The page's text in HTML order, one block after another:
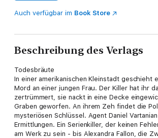
Auch verfügbar im Book Store
Beschreibung des Verlags
Todesbräute
In einer amerikanischen Kleinstadt geschieht
Mord an einer jungen Frau. Der Killer hat ihr
zertrümmert, sie nackt in eine Decke
Graben geworfen. An ihrem Zeh findet die
mysteriösen Schlüssel. Agent Daniel
Ermittlungen. Ein Serienkiller, der keinen
am Werk zu sein - bis Alexandra Fallon, die